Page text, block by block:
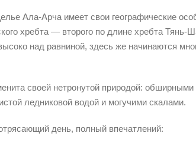
Ала-Арча имеет свои географические
хребта — второго по длине хребта
над равниной, здесь же начинаются
своей нетронутой природой:
ледниковой водой и могучими скалами.
день, полный впечатлений: